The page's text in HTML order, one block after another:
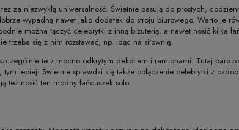
za niezwykłą uniwersalność. Świetnie pasują do prostych,
wypadną nawet jako dodatek do stroju biurowego. Warto je
można łączyć celebrytki z inną biżuterią, a nawet nosić kilka
trzeba się z nim rozstawać, np. idąc na siłownię.
te z mocno odkrytym dekoltem i ramionami. Tutaj
lepiej! Świetnie sprawdzi się także połączenie celebrytki z
też nosić ten modny łańcuszek solo.